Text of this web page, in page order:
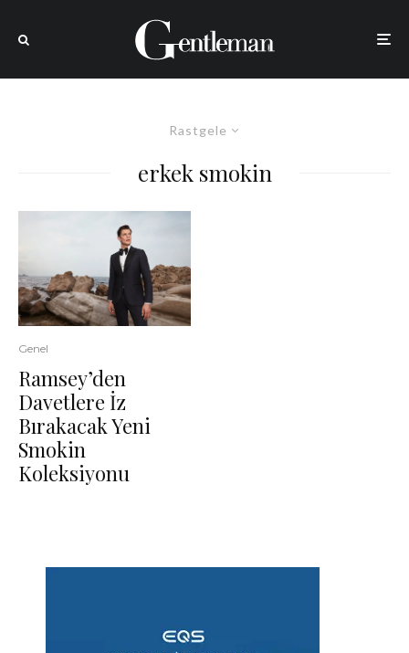
Rastgele
erkek smokin
Genel
Ramsey’den
Davetlere İz
Bırakacak Yeni
Smokin
Koleksiyonu